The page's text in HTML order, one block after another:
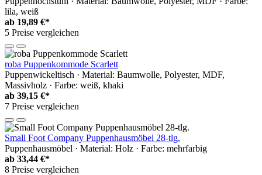
lila, weiß
ab 19,89 €*
5 Preise vergleichen
roba Puppenkommode Scarlett
Puppenwickeltisch · Material: Baumwolle, Polyester, MDF,
Massivholz · Farbe: weiß, khaki
ab 39,15 €*
7 Preise vergleichen
Small Foot Company Puppenhausmöbel 28-tlg.
Puppenhausmöbel · Material: Holz · Farbe: mehrfarbig
ab 33,44 €*
8 Preise vergleichen